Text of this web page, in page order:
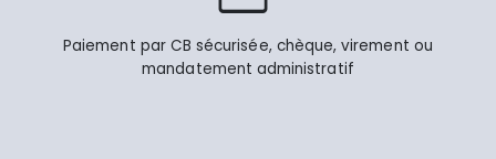
Paiement par CB sécurisée, chèque, virement ou
mandatement administratif